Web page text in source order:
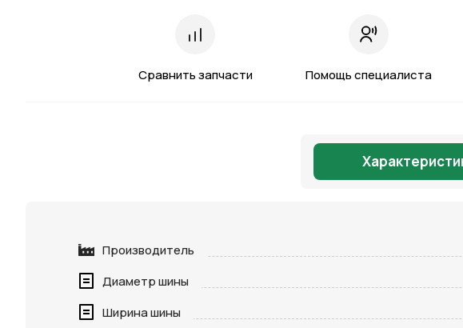
Сравнить запчасти Помощь специалиста
Производитель
Диаметр шины
Ширина шины
персональных данных и